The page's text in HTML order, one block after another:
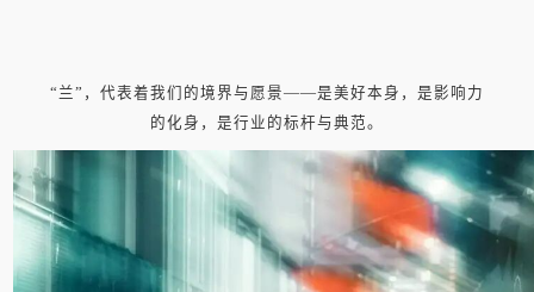
“兰”，代表着我们的境界与愿景——是美好本身，是影响力
的化身，是行业的标杆与典范。